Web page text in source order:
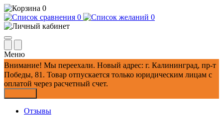
0
0
0
Меню
Внимание! Мы переехали. Новый адрес: г. Калининград, пр-т
Победы, 81. Товар отпускается только юридическим лицам с
оплатой через расчетный счет.
Отзывы